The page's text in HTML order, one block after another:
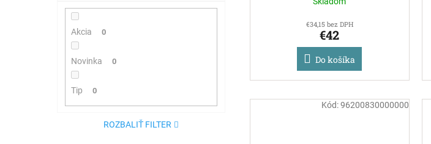
Akcia 0
Novinka 0
Tip 0
ROZBALIŤ FILTER
€34,15 bez DPH
€42
Do košíka
Kód:96200830000000